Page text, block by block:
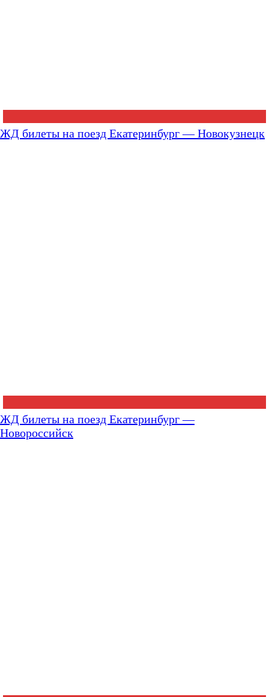
ЖД билеты на поезд Екатеринбург — Новокузнецк
ЖД билеты на поезд Екатеринбург —
Новороссийск